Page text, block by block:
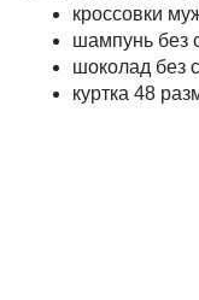
кроссовки
шампунь без
шоколад без
куртка 48